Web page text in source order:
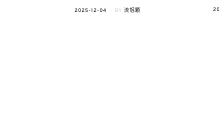
POSTED
2025-12-04 BY 流氓顆